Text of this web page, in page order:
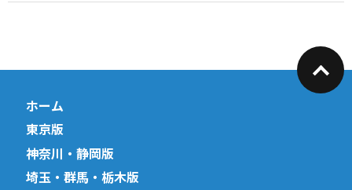
ホーム
東京版
神奈川・静岡版
埼玉・群馬・栃木版